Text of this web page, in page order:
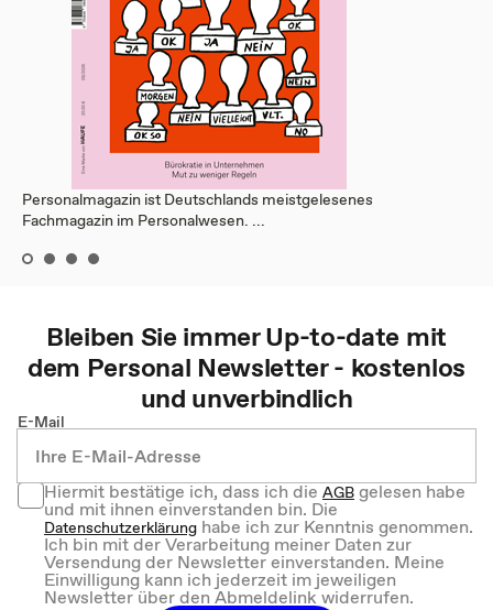
Personalmagazin ist Deutschlands meistgelesenes
Fachmagazin im Personalwesen. ...
Bleiben Sie immer Up-to-date mit
dem Personal Newsletter - kostenlos
und unverbindlich
E-Mail
Hiermit bestätige ich, dass ich dieAGBgelesen habe
und mit ihnen einverstanden bin. Die
Datenschutzerklärung habe ich zur Kenntnis genommen.
Ich bin mit der Verarbeitung meiner Daten zur
Versendung der Newsletter einverstanden. Meine
Einwilligung kann ich jederzeit im jeweiligen
Newsletter über den Abmeldelink widerrufen.